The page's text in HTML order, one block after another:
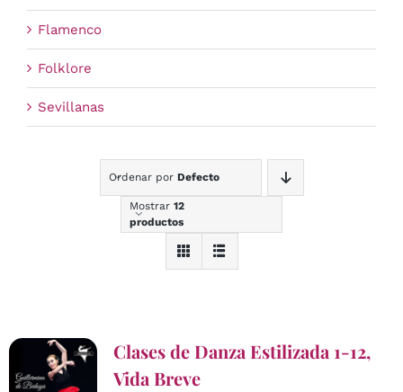
Flamenco
Folklore
Sevillanas
Ordenar por Defecto
Mostrar 12
productos
Clases de Danza Estilizada 1-12,
Vida Breve